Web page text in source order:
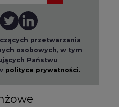
przetwarzania
osobowych, w tym
Państwu
polityce prywatności.